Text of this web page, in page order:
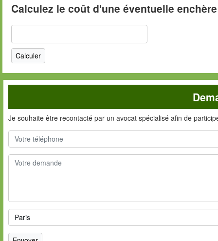
Calculez le coût d'une éventuelle
Je souhaite être recontacté par un avocat spécialisé afin de